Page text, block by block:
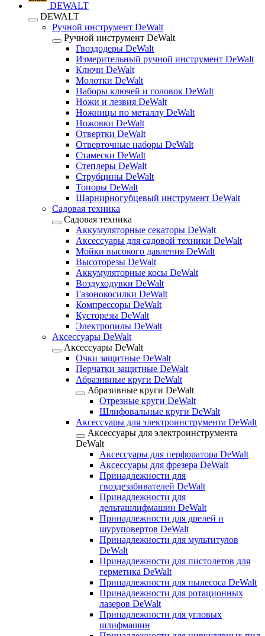
DEWALT
DEWALT
Ручной инструмент DeWalt
Ручной инструмент DeWalt
Гвоздодеры DeWalt
Измерительный ручной инструмент DeWalt
Ключи DeWalt
Молотки DeWalt
Наборы ключей и головок DeWalt
Ножи и лезвия DeWalt
Ножницы по металлу DeWalt
Ножовки DeWalt
Отвертки DeWalt
Отверточные наборы DeWalt
Стамески DeWalt
Степлеры DeWalt
Струбцины DeWalt
Топоры DeWalt
Шарнирногубцевый инструмент DeWalt
Садовая техника
Садовая техника
Аккумуляторные секаторы DeWalt
Аксессуары для садовой техники DeWalt
Мойки высокого давления DeWalt
Высоторезы DeWalt
Аккумуляторные косы DeWalt
Воздуходувки DeWalt
Газонокосилки DeWalt
Компрессоры DeWalt
Кусторезы DeWalt
Электропилы DeWalt
Аксессуары DeWalt
Аксессуары DeWalt
Очки защитные DeWalt
Перчатки защитные DeWalt
Абразивные круги DeWalt
Абразивные круги DeWalt
Отрезные круги DeWalt
Шлифовальные круги DeWalt
Аксессуары для электроинструмента DeWalt
Аксессуары для электроинструмента
DeWalt
Аксессуары для перфоратора DeWalt
Аксессуары для фрезера DeWalt
Принадлежности для
гвоздезабивателей DeWalt
Принадлежности для
дельташлифмашин DeWalt
Принадлежности для дрелей и
шуруповертов DeWalt
Принадлежности для мультитулов
DeWalt
Принадлежности для пистолетов для
герметика DeWalt
Принадлежности для пылесоса DeWalt
Принадлежности для ротационных
лазеров DeWalt
Принадлежности для угловых
шлифмашин